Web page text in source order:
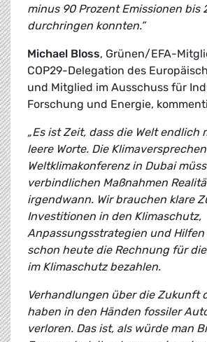
minus 90 Prozent Emissionen bis
durchringen konnten.”
Michael Bloss, Grünen/EFA-
COP29-Delegation des
und Mitglied im Ausschuss für
Forschung und Energie,
„Es ist Zeit, dass die Welt endlich
leere Worte. Die
Weltklimakonferenz in Dubai
verbindlichen Maßnahmen
irgendwann. Wir brauchen klare
Investitionen in den Klimaschutz,
Anpassungsstrategien und Hilfen
schon heute die Rechnung für
im Klimaschutz bezahlen.
Verhandlungen über die Zukunft
haben in den Händen fossiler
verloren. Das ist, als würde man